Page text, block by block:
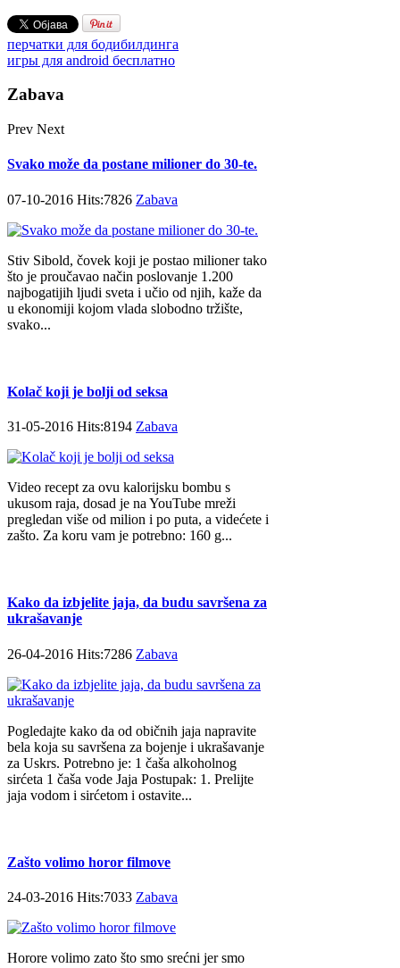
перчатки для бодибилдинга
игры для android бесплатно
Zabava
Prev Next
Svako može da postane milioner do 30-te.
07-10-2016 Hits:7826 Zabava
Stiv Sibold, čovek koji je postao milioner tako
što je proučavao način poslovanje 1.200
najbogatijih ljudi sveta i učio od njih, kaže da
u ekonomiji kojom vlada slobodno tržište,
svako...
Kolač koji je bolji od seksa
31-05-2016 Hits:8194 Zabava
Video recept za ovu kalorijsku bombu s
ukusom raja, dosad je na YouTube mreži
pregledan više od milion i po puta, a videćete i
zašto. Za koru vam je potrebno: 160 g...
Kako da izbjelite jaja, da budu savršena za
ukrašavanje
26-04-2016 Hits:7286 Zabava
Pogledajte kako da od običnih jaja napravite
bela koja su savršena za bojenje i ukrašavanje
za Uskrs. Potrebno je: 1 čaša alkoholnog
sirćeta 1 čaša vode Jaja Postupak: 1. Prelijte
jaja vodom i sirćetom i ostavite...
Zašto volimo horor filmove
24-03-2016 Hits:7033 Zabava
Horore volimo zato što smo srećni jer smo